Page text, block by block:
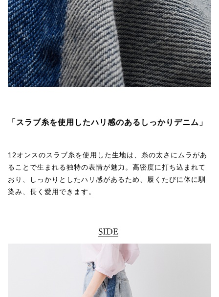
「スラブ糸を使用したハリ感のあるしっかりデニム」
12オンスのスラブ糸を使用した生地は、糸の太さにムラがあ
ることで生まれる独特の表情が魅力。高密度に打ち込まれて
おり、しっかりとしたハリ感があるため、履くたびに体に馴
染み、長く愛用できます。